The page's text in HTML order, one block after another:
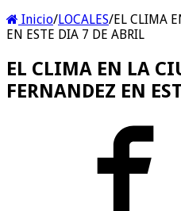
Inicio/LOCALES/EL CLIMA
EN ESTE DIA 7 DE ABRIL
EL CLIMA EN LA
FERNANDEZ EN